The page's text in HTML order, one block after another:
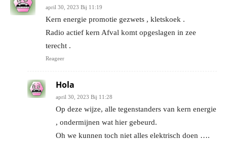
april 30, 2023 Bij 11:19
Kern energie promotie gezwets , kletskoek .
Radio actief kern Afval komt opgeslagen in zee
terecht .
Reageer
Hola
april 30, 2023 Bij 11:28
Op deze wijze, alle tegenstanders van kern energie
, ondermijnen wat hier gebeurd.
Oh we kunnen toch niet alles elektrisch doen ….